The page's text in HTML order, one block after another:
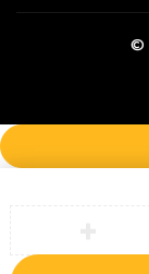
©